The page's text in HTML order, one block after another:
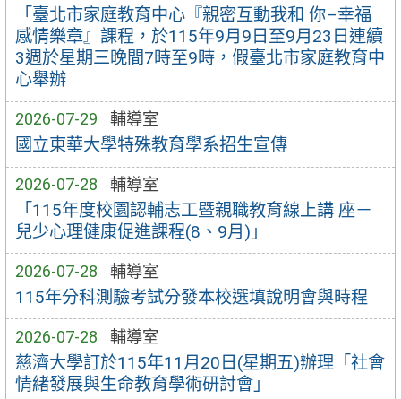
「臺北市家庭教育中心『親密互動我和 你–幸福
感情樂章』課程，於115年9月9日至9月23日連續
3週於星期三晚間7時至9時，假臺北市家庭教育中
心舉辦
2026-07-29 輔導室
國立東華大學特殊教育學系招生宣傳
2026-07-28 輔導室
「115年度校園認輔志工暨親職教育線上講 座－
兒少心理健康促進課程(8、9月)」
2026-07-28 輔導室
115年分科測驗考試分發本校選填說明會與時程
2026-07-28 輔導室
慈濟大學訂於115年11月20日(星期五)辦理「社會
情緒發展與生命教育學術研討會」